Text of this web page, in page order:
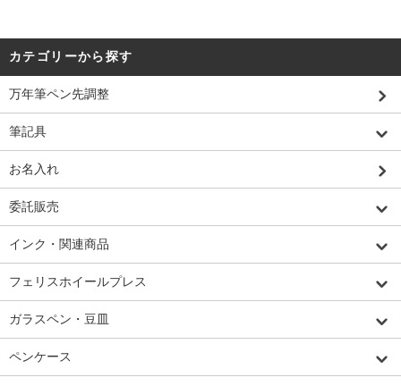
カテゴリーから探す
万年筆ペン先調整
筆記具
お名入れ
委託販売
インク・関連商品
フェリスホイールプレス
ガラスペン・豆皿
ペンケース